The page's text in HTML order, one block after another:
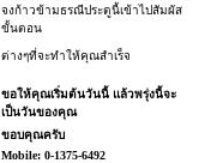
จงก้าวข้ามธรณีประตูนี้เข้าไปสัมผัส
ขั้นตอน
ต่างๆที่จะทำให้คุณสำเร็จ
ขอให้คุณเริ่มต้นวันนี้ แล้วพรุ่งนี้จะ
เป็นวันของคุณ
ขอบคุณครับ
Mobile: 0-1375-6492